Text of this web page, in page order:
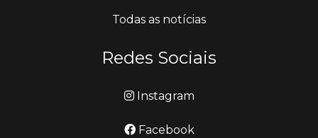
Todas as notícias
Redes Sociais
Instagram
Facebook